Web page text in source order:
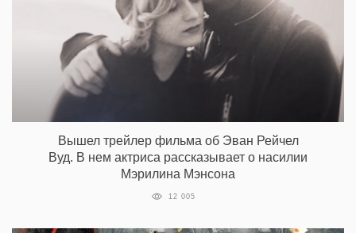
Вышел трейлер фильма об Эван Рейчел
Вуд. В нем актриса рассказывает о насилии
Мэрилина Мэнсона
12 005